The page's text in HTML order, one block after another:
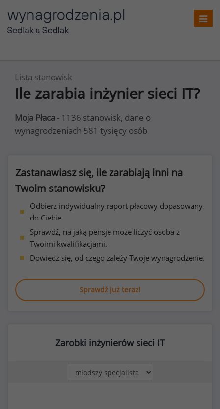
Lista stanowisk
Ile zarabia inżynier sieci IT?
Moja Płaca - 1136 stanowisk, dane o
wynagrodzeniach 581 tysięcy osób
Zastanawiasz się, ile zarabiają inni na
Twoim stanowisku?
Odbierz indywidualny raport płacowy dopasowany
do Ciebie.
Sprawdź, na jaką pensję może liczyć osoba z
Twoimi kwalifikacjami.
Dowiedz się, od czego zależy Twoje wynagrodzenie.
Sprawdź już teraz!
Zarobki inżynierów sieci IT